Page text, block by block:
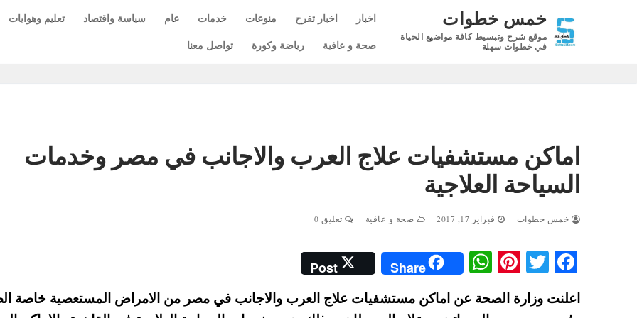
خمس خطوات
موقع شرح وتبسيط كافة مواضيع الحياة
في خطوات سهلة
اخبار اخبار تفرح منوعات خدمات عام سياسة واقتصاد
تعليم وهوايات
صحة و عافية
رياضة وكورة تواصل معنا
اماكن مستشفيات علاج العرب والاجانب في مصر وخدمات
السياحة العلاجية
خمس خطوات فبراير 17, 2017 صحة و عافية تعليق 0
Fa
bo
T
wi
tte
Pi
er
W
ha
ts
Share
Post
اعلنت وزارة الصحة عن اماكن مستشفيات علاج العرب والاجانب في مصر من الامراض المستعصية خاصة